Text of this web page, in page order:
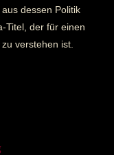
dessen Politik
Titel, der für einen
verstehen ist.